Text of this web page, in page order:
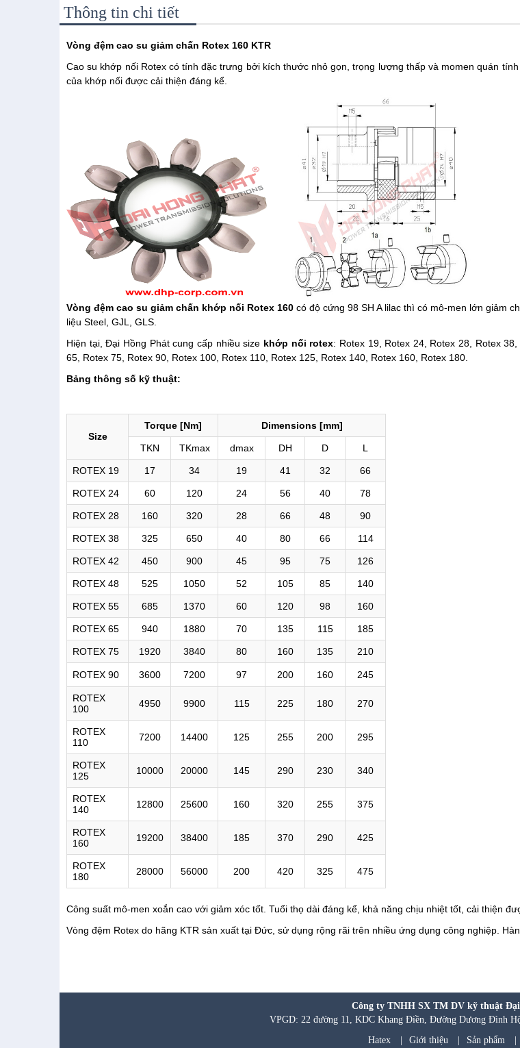
Thông tin chi tiết
Vòng đệm cao su giảm chấn Rotex 160 KTR
Cao su khớp nối Rotex có tính đặc trưng bởi kích thước nhỏ gọn, trọng lượng thấp và momen quán
của khớp nối được cải thiện đáng kể.
Vòng đệm cao su giảm chấn khớp nối Rotex 160 có độ cứng 98 SH A lilac thì có mô-men lớn giảm
liệu Steel, GJL, GLS.
Hiện tại, Đại Hồng Phát cung cấp nhiều size khớp nối rotex: Rotex 19, Rotex 24, Rotex 28, Rotex
65, Rotex 75, Rotex 90, Rotex 100, Rotex 110, Rotex 125, Rotex 140, Rotex 160, Rotex 180.
Bảng thông số kỹ thuật:
Size
Torque [Nm] Dimensions [mm]
TKN TKmax dmax DH D L
ROTEX 19 17 34 19 41 32 66
ROTEX 24 60 120 24 56 40 78
ROTEX 28 160 320 28 66 48 90
ROTEX 38 325 650 40 80 66 114
ROTEX 42 450 900 45 95 75 126
ROTEX 48 525 1050 52 105 85 140
ROTEX 55 685 1370 60 120 98 160
ROTEX 65 940 1880 70 135 115 185
ROTEX 75 1920 3840 80 160 135 210
ROTEX 90 3600 7200 97 200 160 245
ROTEX
100
4950 9900 115 225 180 270
ROTEX
110
7200 14400 125 255 200 295
ROTEX
125
10000 20000 145 290 230 340
ROTEX
140
12800 25600 160 320 255 375
ROTEX
160
19200 38400 185 370 290 425
ROTEX
180
28000 56000 200 420 325 475
Công suất mô-men xoắn cao với giảm xóc tốt. Tuổi thọ dài đáng kể, khả năng chịu nhiệt tốt, cải thiện
Vòng đệm Rotex do hãng KTR sản xuất tại Đức, sử dụng rộng rãi trên nhiều ứng dụng công nghiệp.
Công ty TNHH SX TM DV kỹ thuật
VPGD: 22 đường 11, KDC Khang Điền, Đường Dương Đình
Hatex
| Giới thiệu | Sản phẩm |